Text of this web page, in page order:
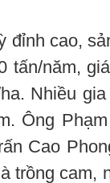
đỉnh cao,
tấn/năm,
Nhiều
Ông
Cao
trồng cam,